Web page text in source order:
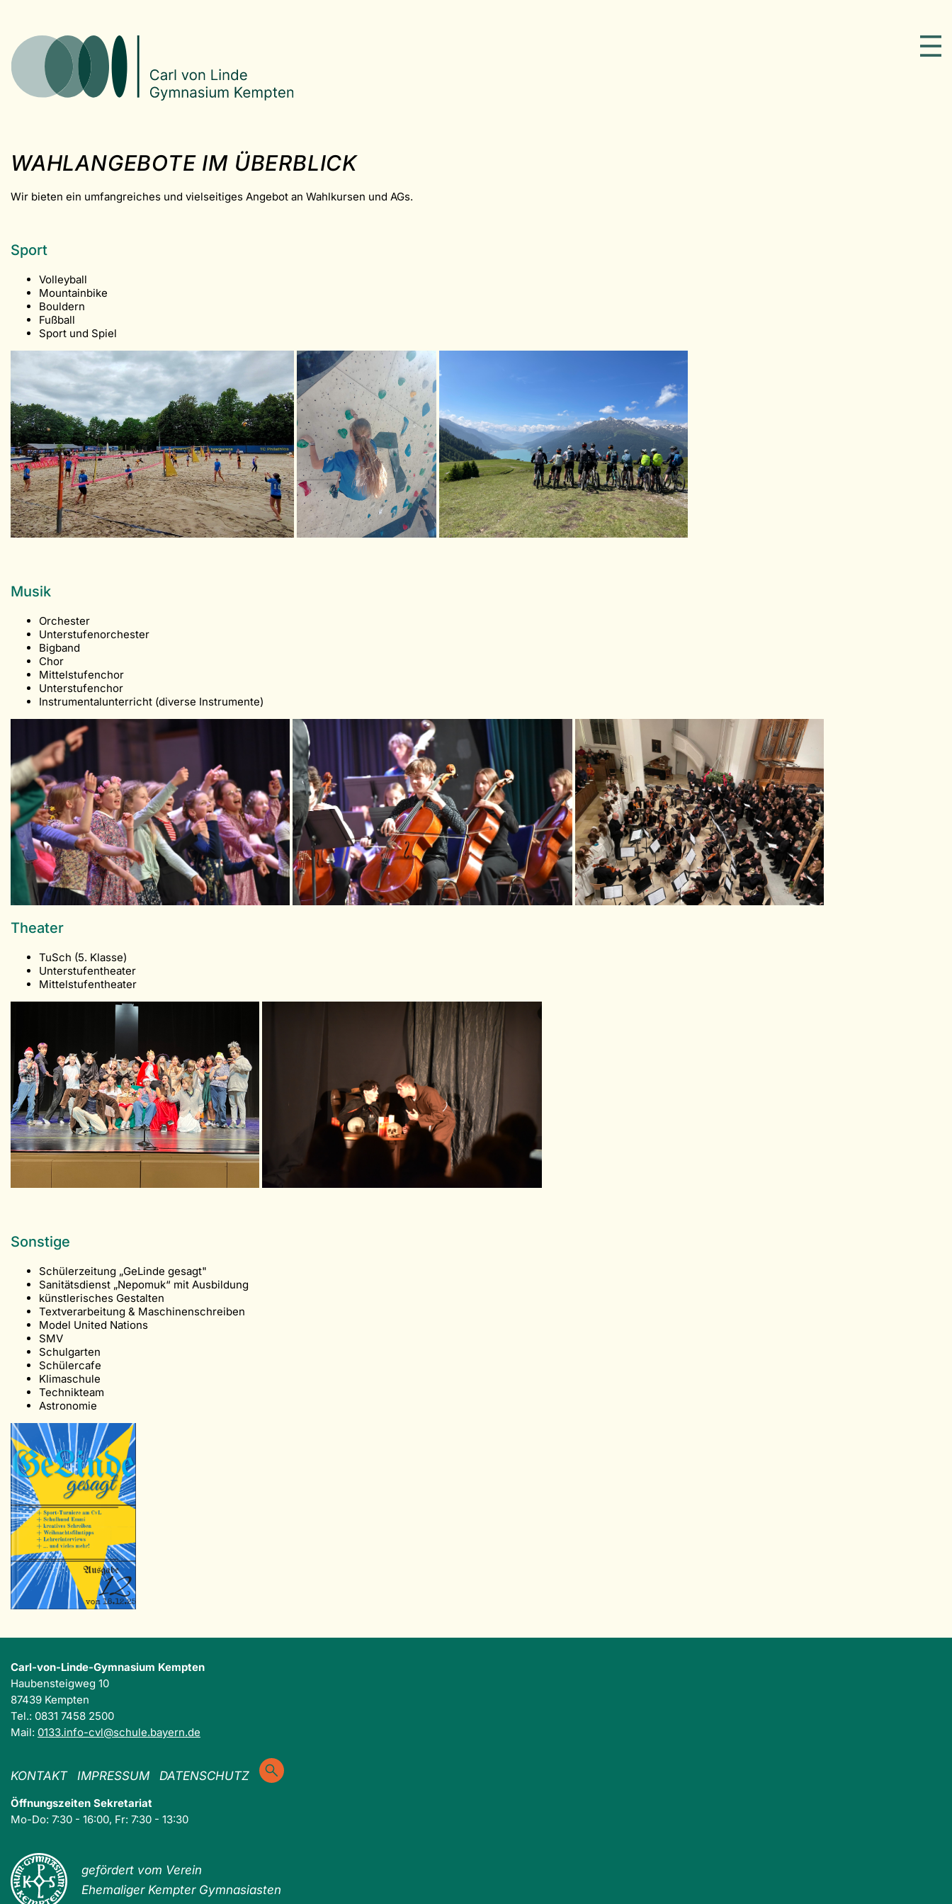
WAHLANGEBOTE IM ÜBERBLICK
Wir bieten ein umfangreiches und vielseitiges Angebot an Wahlkursen und AGs.
Sport
Volleyball
Mountainbike
Bouldern
Fußball
Sport und Spiel
Musik
Orchester
Unterstufenorchester
Bigband
Chor
Mittelstufenchor
Unterstufenchor
Instrumentalunterricht (diverse Instrumente)
Theater
TuSch (5. Klasse)
Unterstufentheater
Mittelstufentheater
Sonstige
Schülerzeitung „GeLinde gesagt"
Sanitätsdienst „Nepomuk“ mit Ausbildung
künstlerisches Gestalten
Textverarbeitung & Maschinenschreiben
Model United Nations
SMV
Schulgarten
Schülercafe
Klimaschule
Technikteam
Astronomie
Carl-von-Linde-Gymnasium Kempten
Haubensteigweg 10
87439 Kempten
Tel.: 0831 7458 2500
Mail: 0133.info-cvl@schule.bayern.de
KONTAKT IMPRESSUM DATENSCHUTZ
Öffnungszeiten Sekretariat
Mo-Do: 7:30 - 16:00, Fr: 7:30 - 13:30
gefördert vom Verein
Ehemaliger Kempter Gymnasiasten